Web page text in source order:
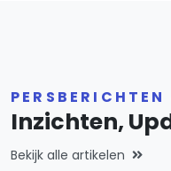
Inzichten,
Bekijk alle artikelen